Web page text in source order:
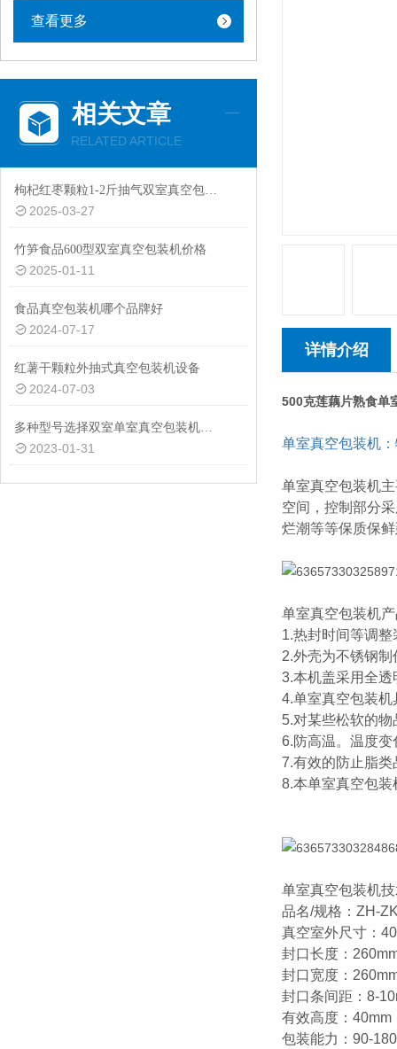
查看更多
相关文章
RELATED ARTICLE
枸杞红枣颗粒1-2斤抽气双室真空包装机厂家定制
2025-03-27
竹笋食品600型双室真空包装机价格
2025-01-11
食品真空包装机哪个品牌好
2024-07-17
红薯干颗粒外抽式真空包装机设备
2024-07-03
多种型号选择双室单室真空包装机供应商
2023-01-31
详情介绍
500克莲藕片熟食单
单室真空包装机
单室真空包装机
空间，控制部分
烂潮等等保质保
单室真空包装机
1.热封时间等调
2.外壳为不锈钢
3.本机盖采用全
4.单室真空包装
5.对某些松软的
6.防高温。温度
7.有效的防止脂
8.本单室真空包
单室真空包装机
品名/规格：ZH-
真空室外尺寸：
封口长度：
封口宽度：
封口条间距：8-
有效高度：40mm
包装能力：90-